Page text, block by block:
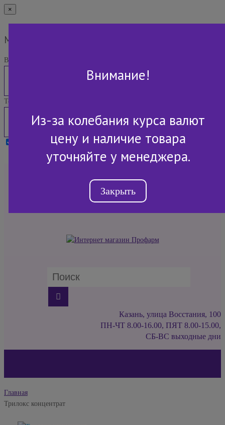
×
Мы Вам перезвоним
Ваше имя:
Телефон:
Я принимаю условия Политики конфиденциальности
+7 (843) 2-507-607
Казань, улица Восстания, 100
ПН-ЧТ 8.00-16.00, ПЯТ 8.00-15.00,
СБ-ВС выходные дни
Главная
Трилокс концентрат
Внимание!
Из-за колебания курса валют
цену и наличие товара
уточняйте у менеджера.
Закрыть